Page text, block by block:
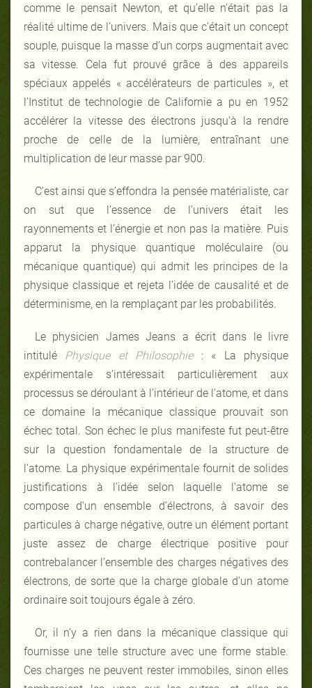
comme le pensait Newton, et qu’elle n’était pas la
réalité ultime de l’univers. Mais que c’était un concept
souple, puisque la masse d’un corps augmentait avec
sa vitesse. Cela fut prouvé grâce à des appareils
spéciaux appelés « accélérateurs de particules », et
l’Institut de technologie de Californie a pu en 1952
accélérer la vitesse des électrons jusqu’à la rendre
proche de celle de la lumière, entraînant une
multiplication de leur masse par 900.
C’est ainsi que s’effondra la pensée matérialiste, car
on sut que l’essence de l’univers était les
rayonnements et l’énergie et non pas la matière. Puis
apparut la physique quantique moléculaire (ou
mécanique quantique) qui admit les principes de la
physique classique et rejeta l’idée de causalité et de
déterminisme, en la remplaçant par les probabilités.
Le physicien James Jeans a écrit dans le livre
intitulé Physique et Philosophie: « La physique
expérimentale s’intéressait particulièrement aux
processus se déroulant à l’intérieur de l’atome, et dans
ce domaine la mécanique classique prouvait son
échec total. Son échec le plus manifeste fut peut-être
sur la question fondamentale de la structure de
l’atome. La physique expérimentale fournit de solides
justifications à l’idée selon laquelle l’atome se
compose d’un ensemble d’électrons, à savoir des
particules à charge négative, outre un élément portant
juste assez de charge électrique positive pour
contrebalancer l’ensemble des charges négatives des
électrons, de sorte que la charge globale d’un atome
ordinaire soit toujours égale à zéro.
Or, il n’y a rien dans la mécanique classique qui
fournisse une telle structure avec une forme stable.
Ces charges ne peuvent rester immobiles, sinon elles